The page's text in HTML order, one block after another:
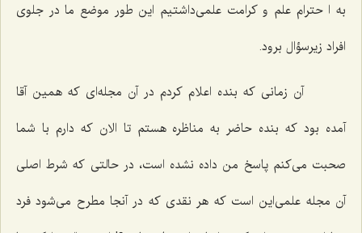
به ا حترام علم و كرامت علمی‌داشتیم این طور موضع ما در جلوی
افراد زیرسؤال برود.
آن زمانی كه بنده اعلام كردم در آن مجله‌ای كه همین آقا
آمده بود كه بنده حاضر به مناظره هستم تا الان كه دارم با شما
صحبت می‌كنم پاسخ من داده نشده است، در حالتی كه شرط اصلی
آن مجله علمی‌این است كه هر نقدی كه در آنجا مطرح می‌شود فرد